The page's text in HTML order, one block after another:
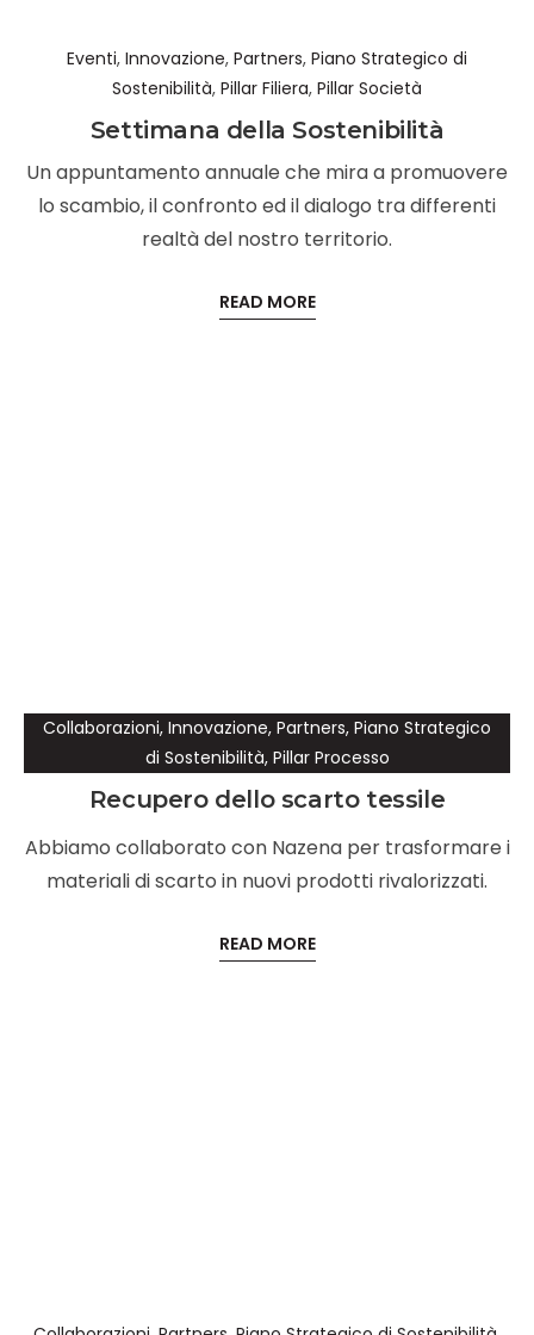
Eventi, Innovazione, Partners, Piano Strategico di
Sostenibilità, Pillar Filiera, Pillar Società
Settimana della Sostenibilità
Un appuntamento annuale che mira a promuovere
lo scambio, il confronto ed il dialogo tra differenti
realtà del nostro territorio.
READ MORE
Collaborazioni, Innovazione, Partners, Piano Strategico
di Sostenibilità, Pillar Processo
Recupero dello scarto tessile
Abbiamo collaborato con Nazena per trasformare i
materiali di scarto in nuovi prodotti rivalorizzati.
READ MORE